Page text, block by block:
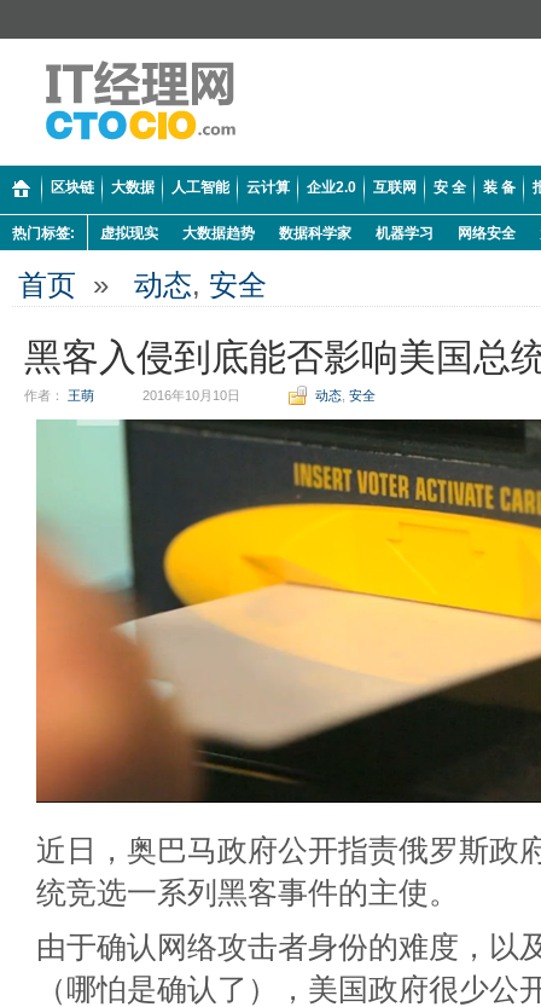
区块链 大数据 人工智能 云计算 企业2.0 互联网 安 全 装 备
热门标签: 虚拟现实 大数据趋势 数据科学家 机器学习 网络安全
首页 » 动态, 安全
黑客入侵到底能否影响美国总
作者： 王萌 2016年10月10日 动态 安全
近日，奥巴马政府公开指责俄罗斯政
统竞选一系列黑客事件的主使。
由于确认网络攻击者身份的难度，以
（哪怕是确认了），美国政府很少公